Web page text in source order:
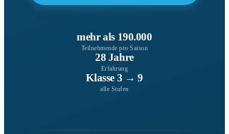
mehr als 190.000
Teilnehmende pro Saison
28 Jahre
Erfahrung
Klasse 3 → 9
alle Stufen